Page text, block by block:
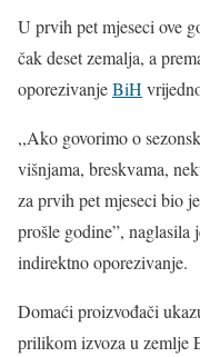
U prvih pet mjeseci ove
čak deset zemalja, a
oporezivanjeBiH
,,Ako govorimo o
višnjama, breskvama,
za prvih pet mjeseci bio
prošle godine”, naglasila
indirektno oporezivanje.
Domaći proizvođači
prilikom izvoza u zemlje